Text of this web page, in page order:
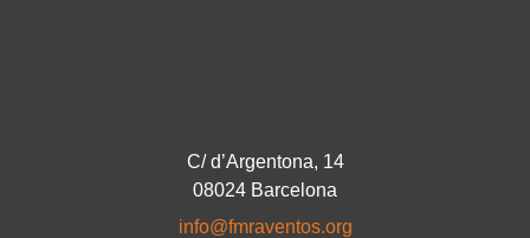
C/ d’Argentona, 14
08024 Barcelona
info@fmraventos.org